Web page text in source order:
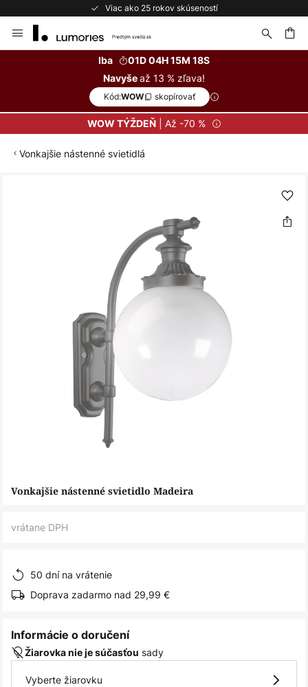
Viac ako 25 rokov skúseností
to
Iba
01D 04H 15M 18S
Navyšeaž 13 % zľava!
Kód:WOW skopírovať
WOW TÝŽDEŇ| Až -70 %
Vonkajšie nástenné svietidlá
Preskočiť
Vonkajšie nástenné svietidlo Madeira
vrátane DPH
50 dní na vrátenie
Doprava zadarmo nad 29,99 €
Informácie o doručení
Žiarovka nie je súčasťou sady
Vyberte žiarovku